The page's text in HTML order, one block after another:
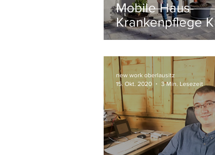
Mobile Haus-
Krankenpflege
GmbH //
new work oberlausitz
15. Okt. 2020
3 Min. Lesezeit